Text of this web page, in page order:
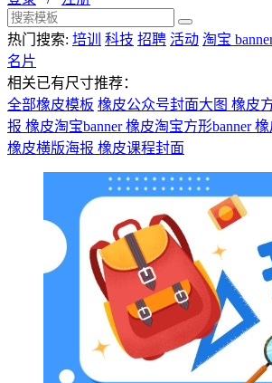
热门搜索: 培训 科技 招聘 活动 淘宝
名片
相关已有尺寸推荐：
全部橡皮模板 橡皮公众号封面大图 橡皮
报 橡皮淘宝banner橡皮淘宝方形banner橡
橡皮横版海报 橡皮课程封面